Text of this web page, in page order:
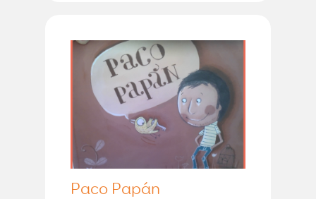
Paco Papán